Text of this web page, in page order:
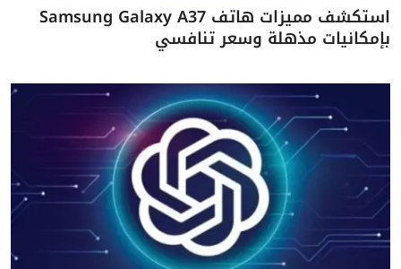
استكشف مميزات هاتف Samsung Galaxy A37
بإمكانيات مذهلة وسعر تنافسي